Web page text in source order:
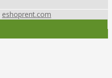
eshoprent.com